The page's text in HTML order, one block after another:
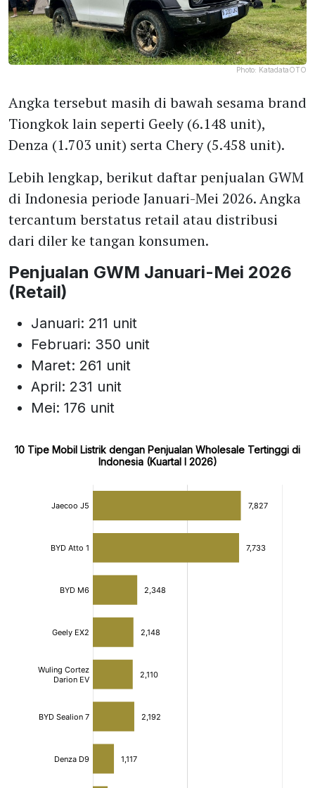
Photo: KatadataOTO
Angka tersebut masih di bawah sesama brand
Tiongkok lain seperti Geely (6.148 unit),
Denza (1.703 unit) serta Chery (5.458 unit).
Lebih lengkap, berikut daftar penjualan GWM
di Indonesia periode Januari-Mei 2026. Angka
tercantum berstatus retail atau distribusi
dari diler ke tangan konsumen.
Penjualan GWM Januari-Mei 2026
(Retail)
Januari: 211 unit
Februari: 350 unit
Maret: 261 unit
April: 231 unit
Mei: 176 unit